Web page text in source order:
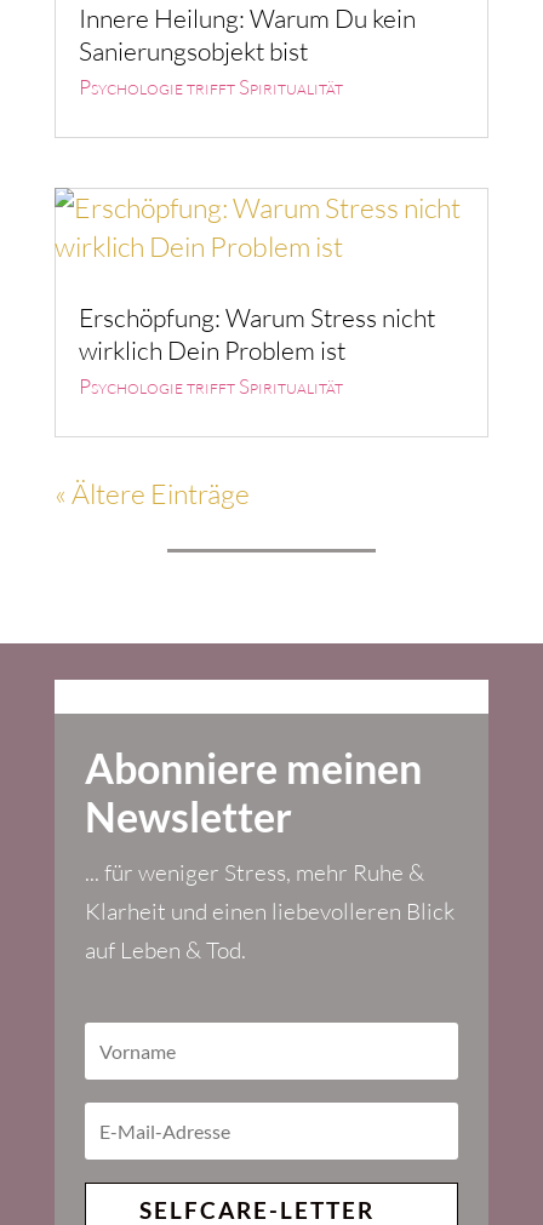
Innere Heilung: Warum Du kein
Sanierungsobjekt bist
Psychologie trifft Spiritualität
Erschöpfung: Warum Stress nicht
wirklich Dein Problem ist
Psychologie trifft Spiritualität
« Ältere Einträge
Abonniere meinen
Newsletter
... für weniger Stress, mehr Ruhe &
Klarheit und einen liebevolleren Blick
auf Leben & Tod.
SELFCARE-LETTER